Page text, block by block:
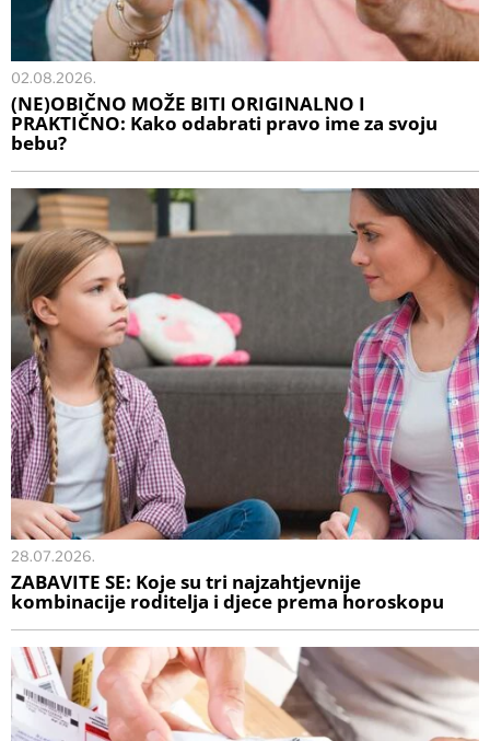
02.08.2026.
(NE)OBIČNO MOŽE BITI ORIGINALNO I
PRAKTIČNO: Kako odabrati pravo ime za svoju
bebu?
28.07.2026.
ZABAVITE SE: Koje su tri najzahtjevnije
kombinacije roditelja i djece prema horoskopu